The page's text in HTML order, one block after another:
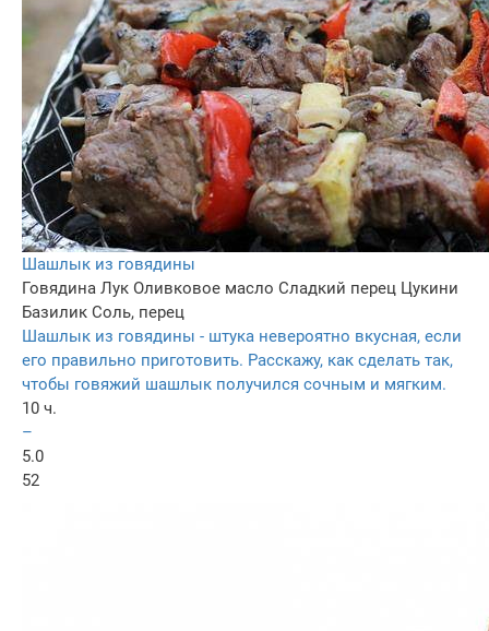
Шашлык из говядины
Говядина Лук Оливковое масло Сладкий перец Цукини
Базилик Соль, перец
Шашлык из говядины - штука невероятно вкусная, если
его правильно приготовить. Расскажу, как сделать так,
чтобы говяжий шашлык получился сочным и мягким.
10 ч.
–
5.0
52